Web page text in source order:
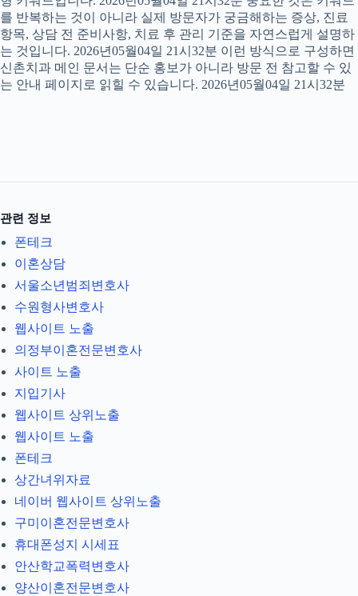
를 반복하는 것이 아니라 실제 방문자가 궁금해하는 증상, 진료
항목, 상담 전 준비사항, 치료 후 관리 기준을 자연스럽게 설명하
는 것입니다. 2026년05월04일 21시32분 이런 방식으로 구성하면
신촌치과 메인 문서는 단순 홍보가 아니라 방문 전 참고할 수 있
는 안내 페이지로 읽힐 수 있습니다. 2026년05월04일 21시32분
관련 정보
폰테크
이혼상담
서울소년범죄변호사
수원형사변호사
웹사이트 노출
의정부이혼전문변호사
사이트 노출
지입기사
웹사이트 상위노출
웹사이트 노출
폰테크
상간녀위자료
네이버 웹사이트 상위노출
구미이혼전문변호사
휴대폰성지 시세표
안산학교폭력변호사
양산이혼전문변호사